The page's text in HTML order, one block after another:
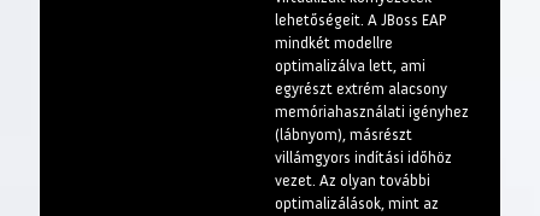
lehetőségeit. A JBoss EAP
mindkét modellre
optimalizálva lett, ami
egyrészt extrém alacsony
memóriahasználati igényhez
(lábnyom), másrészt
villámgyors indítási időhöz
vezet. Az olyan további
optimalizálások, mint az